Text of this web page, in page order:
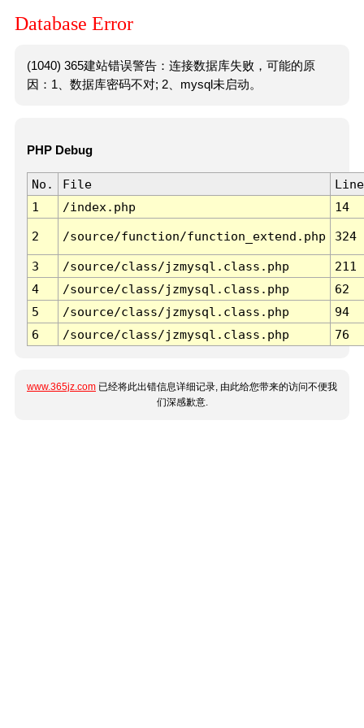
Database Error
(1040) 365建站错误警告：连接数据库失败，可能的原
因：1、数据库密码不对; 2、mysql未启动。
PHP Debug
No. File
Line
1
/index.php 14
2 /source/function/function_extend.php 324
3 /source/class/jzmysql.class.php
211
4
/source/class/jzmysql.class.php
62
5
/source/class/jzmysql.class.php
94
6
/source/class/jzmysql.class.php 76
www.365jz.com 已经将此出错信息详细记录, 由此给您带来的访问不便我
们深感歉意.